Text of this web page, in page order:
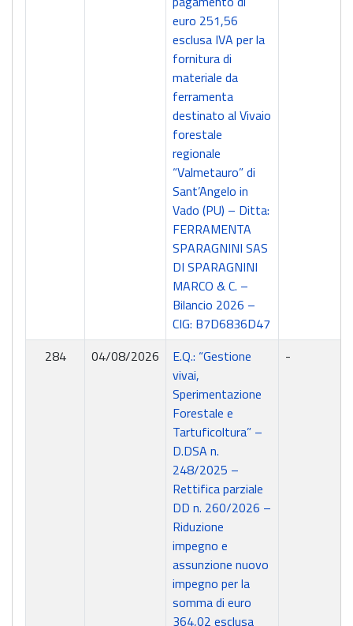
euro 251,56
esclusa IVA per la
fornitura di
materiale da
ferramenta
destinato al Vivaio
forestale
regionale
“Valmetauro” di
Sant’Angelo in
Vado (PU) – Ditta:
FERRAMENTA
SPARAGNINI SAS
DI SPARAGNINI
MARCO & C. –
Bilancio 2026 –
CIG: B7D6836D47
284
04/08/2026
E.Q.: “Gestione
vivai,
Sperimentazione
Forestale e
Tartuficoltura” –
D.DSA n.
248/2025 –
Rettifica parziale
DD n. 260/2026 –
Riduzione
impegno e
assunzione nuovo
impegno per la
somma di euro
364,02 esclusa
-